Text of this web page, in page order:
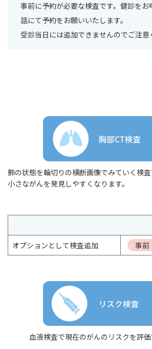
事前に予約が必要な検査です。健診を
話にて予約をお願いいたします。
受診当日には追加できませんのでご注意
肺の状態を輪切りの横断画像でみていく検
小さながんを発見しやすくなります。
オプションとして検査追加
事前
血液検査で現在のがんのリスクを評価